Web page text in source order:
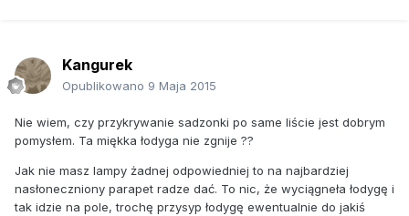
Kangurek
Opublikowano 9 Maja 2015
Nie wiem, czy przykrywanie sadzonki po same liście jest dobrym
pomysłem. Ta miękka łodyga nie zgnije ??
Jak nie masz lampy żadnej odpowiedniej to na najbardziej
nasłoneczniony parapet radze dać. To nic, że wyciągneła łodygę i
tak idzie na pole, trochę przysyp łodygę ewentualnie do jakiś